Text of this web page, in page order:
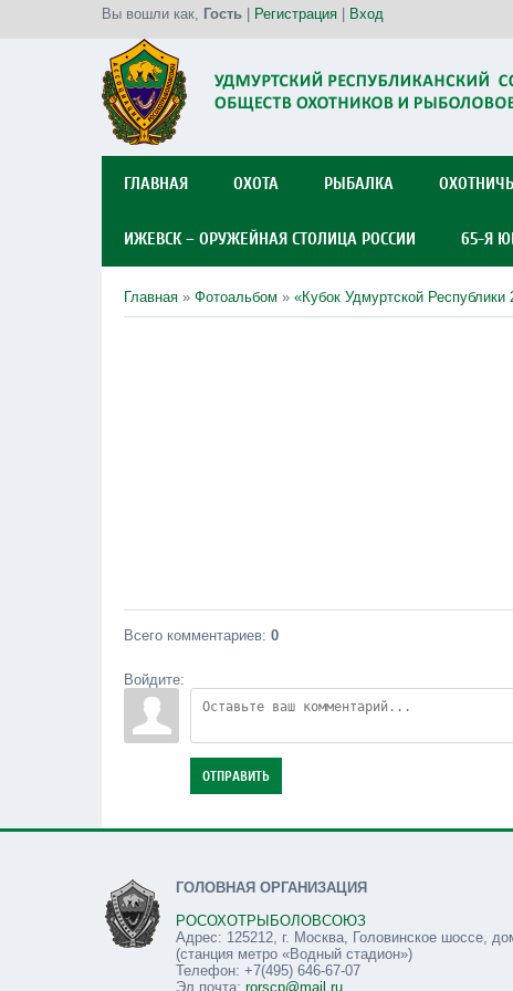
Вы вошли как, Гость Регистрация Вход
ГЛАВНАЯ ОХОТА РЫБАЛКА
ИЖЕВСК – ОРУЖЕЙНАЯ СТОЛИЦА РОССИИ 65-Я
Главная » Фотоальбом » «Кубок Удмуртской
Всего комментариев: 0
Войдите:
ОТПРАВИТЬ
ГОЛОВНАЯ ОРГАНИЗАЦИЯ
РОСОХОТРЫБОЛОВСОЮЗ
Адрес: 125212, г. Москва, Головинское шоссе,
(станция метро «Водный стадион»)
Телефон: +7(495) 646-67-07
Эл.почта: rorscp@mail.ru